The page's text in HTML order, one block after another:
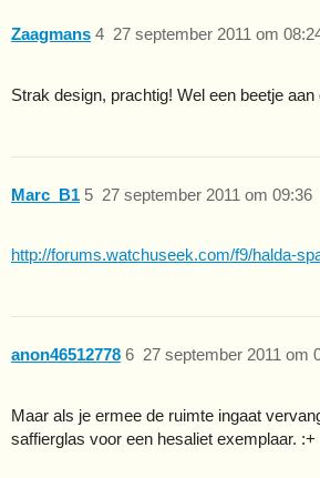
Zaagmans 27 september 2011 om
4
Strak design, prachtig! Wel een beetje
Marc_B1 27 september 2011 om 09:36
5
http://forums.watchuseek.com/f9/halda-
anon46512778 27 september 2011 om
6
Maar als je ermee de ruimte ingaat
saffierglas voor een hesaliet exemplaar. :+